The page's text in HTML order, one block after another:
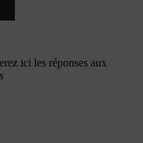
ici les réponses aux